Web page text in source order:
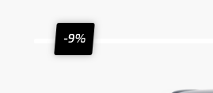
-9%